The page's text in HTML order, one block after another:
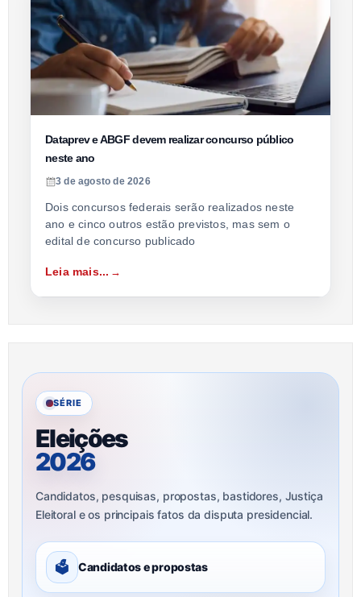
Dataprev e ABGF devem realizar concurso público
neste ano
3 de agosto de 2026
Dois concursos federais serão realizados neste
ano e cinco outros estão previstos, mas sem o
edital de concurso publicado
Leia mais...
SÉRIE
Eleições
2026
Candidatos, pesquisas, propostas, bastidores, Justiça
Eleitoral e os principais fatos da disputa presidencial.
🗳 Candidatos e propostas